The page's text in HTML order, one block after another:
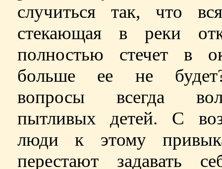
случиться так, что
стекающая в реки
полностью стечет в
больше ее не
вопросы всегда
пытливых детей. С
люди к этому
перестают задавать